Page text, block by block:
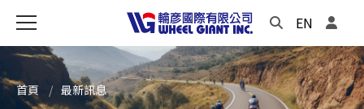
EN
首頁 最新訊息